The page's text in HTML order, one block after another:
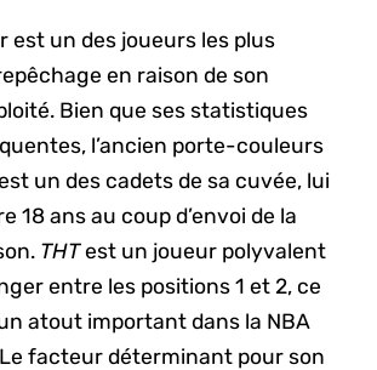
est un des joueurs les plus
en raison de son
Bien que ses statistiques
l’ancien porte-couleurs
un des cadets de sa cuvée, lui
18 ans au coup d’envoi de la
THTest un joueur polyvalent
entre les positions 1 et 2, ce
atout important dans la NBA
Le facteur déterminant pour son